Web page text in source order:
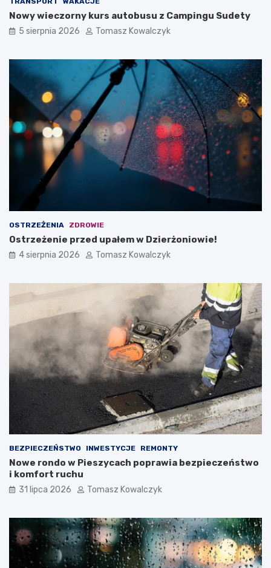
Nowy wieczorny kurs autobusu z Campingu Sudety
5 sierpnia 2026 Tomasz Kowalczyk
OSTRZEŻENIA ZDROWIE
Ostrzeżenie przed upałem w Dzierżoniowie!
4 sierpnia 2026 Tomasz Kowalczyk
BEZPIECZEŃSTWO INWESTYCJE REMONTY
Nowe rondo w Pieszycach poprawia bezpieczeństwo
i komfort ruchu
31 lipca 2026 Tomasz Kowalczyk